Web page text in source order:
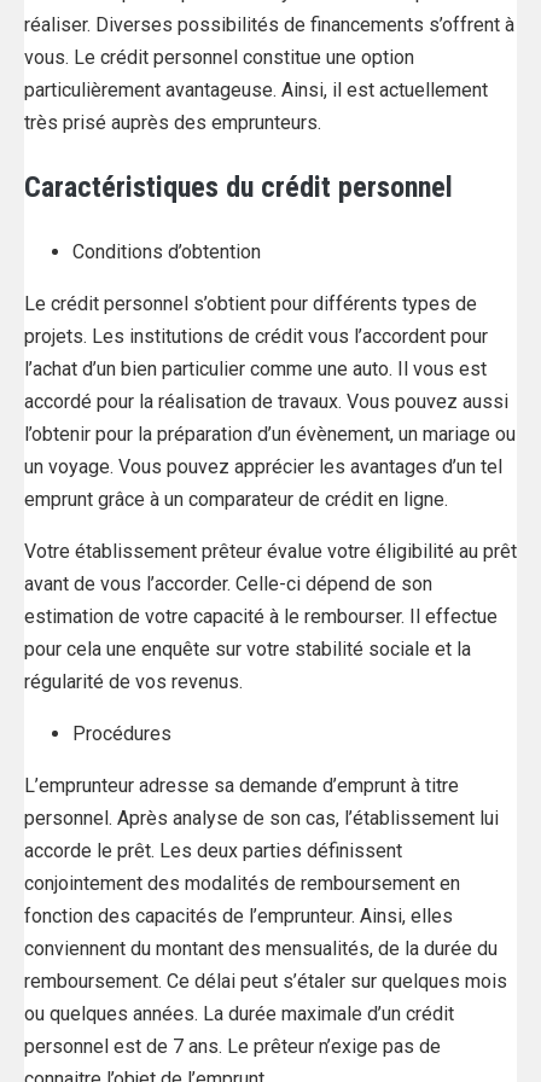
réaliser. Diverses possibilités de financements s’offrent à
vous. Le crédit personnel constitue une option
particulièrement avantageuse. Ainsi, il est actuellement
très prisé auprès des emprunteurs.
Caractéristiques du crédit personnel
Conditions d’obtention
Le crédit personnel s’obtient pour différents types de
projets. Les institutions de crédit vous l’accordent pour
l’achat d’un bien particulier comme une auto. Il vous est
accordé pour la réalisation de travaux. Vous pouvez aussi
l’obtenir pour la préparation d’un évènement, un mariage ou
un voyage. Vous pouvez apprécier les avantages d’un tel
emprunt grâce à un comparateur de crédit en ligne.
Votre établissement prêteur évalue votre éligibilité au prêt
avant de vous l’accorder. Celle-ci dépend de son
estimation de votre capacité à le rembourser. Il effectue
pour cela une enquête sur votre stabilité sociale et la
régularité de vos revenus.
Procédures
L’emprunteur adresse sa demande d’emprunt à titre
personnel. Après analyse de son cas, l’établissement lui
accorde le prêt. Les deux parties définissent
conjointement des modalités de remboursement en
fonction des capacités de l’emprunteur. Ainsi, elles
conviennent du montant des mensualités, de la durée du
remboursement. Ce délai peut s’étaler sur quelques mois
ou quelques années. La durée maximale d’un crédit
personnel est de 7 ans. Le prêteur n’exige pas de